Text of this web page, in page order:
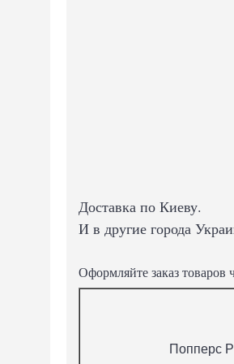
Доставка по Киеву.
И в другие города
Оформляйте заказ товаров
Попперс